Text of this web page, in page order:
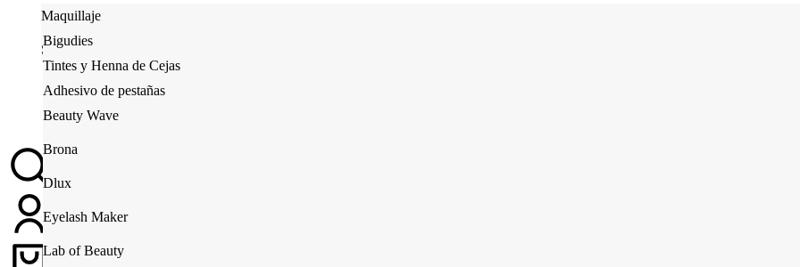
Maquillaje
Serum de Pestañas
Bigudies
Adhesivos y Balm de Lifting
Tinte de pestañas
Insumos
Desechables
Tintes y Henna de Cejas
Herramientas
Adhesivo de pestañas
Tinte de pestañas
Herramientas
Desechables
Insumos
Beauty Wave
Brona
Dlux
Eyelash Maker
Lab of Beauty